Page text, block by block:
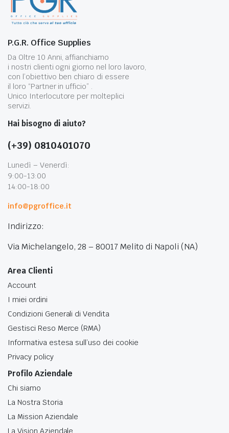
P.G.R. Office Supplies
Da Oltre 10 Anni, affianchiamo
i nostri clienti ogni giorno nel loro lavoro,
con l’obiettivo ben chiaro di essere
il loro “Partner in ufficio” .
Unico Interlocutore per molteplici
servizi.
Hai bisogno di aiuto?
(+39) 0810401070
Lunedì – Venerdì:
9:00-13:00
14:00-18:00
info@pgroffice.it
Indirizzo:
Via Michelangelo, 28 – 80017 Melito di Napoli (NA)
Area Clienti
Account
I miei ordini
Condizioni Generali di Vendita
Gestisci Reso Merce (RMA)
Informativa estesa sull’uso dei cookie
Privacy policy
Profilo Aziendale
Chi siamo
La Nostra Storia
La Mission Aziendale
La Vision Aziendale